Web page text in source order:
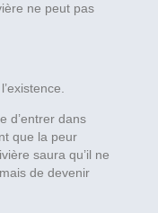
ne peut pas
d’entrer dans
que la peur
saura qu’il ne
de devenir